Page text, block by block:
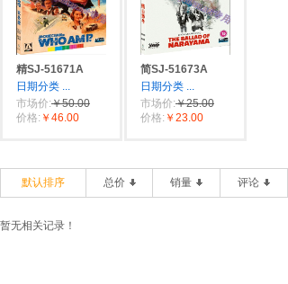
精SJ-51671A
日期分类 ...
市场价:￥50.00
价格: ￥46.00
简SJ-51673A
日期分类 ...
市场价:￥25.00
价格: ￥23.00
默认排序 总价 销量 评论
暂无相关记录！